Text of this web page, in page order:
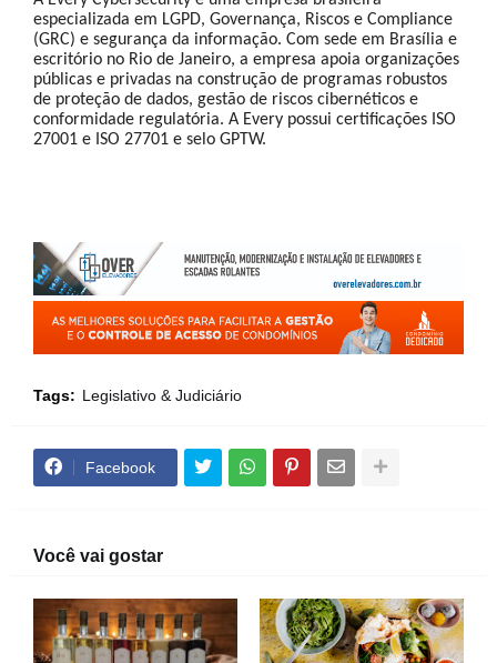
especializada em LGPD, Governança, Riscos e Compliance
(GRC) e segurança da informação. Com sede em Brasília e
escritório no Rio de Janeiro, a empresa apoia organizações
públicas e privadas na construção de programas robustos
de proteção de dados, gestão de riscos cibernéticos e
conformidade regulatória. A Every possui certificações ISO
27001 e ISO 27701 e selo GPTW.
Tags: Legislativo & Judiciário
Facebook
Você vai gostar